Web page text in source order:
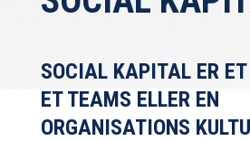
SOCIAL KAPITAL ER ET
ET TEAMS ELLER EN
ORGANISATIONS